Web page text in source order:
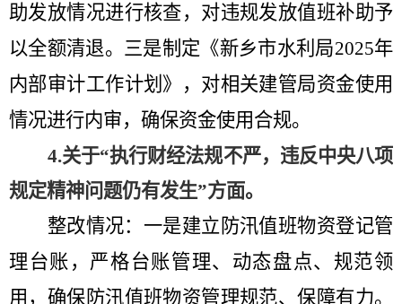
助发放情况进行核查，对违规发放值班补助予
以全额清退。 三是制定《新乡市水利局2025年
内部审计工作计划》，对相关建管局资金使用
情况进行内审，确保资金使用合规。
4.关于“执行财经法规不严，违反中央八项
规定精神问题仍有发生”方面。
整改情况：一是建立防汛值班物资登记管
理台账，严格台账管理、动态盘点、规范领
用，确保防汛值班物资管理规范、保障有力。